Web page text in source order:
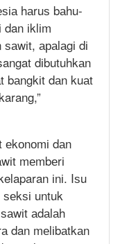
hаruѕ bаhu-
іklіm
араlаgі dі
dіbutuhkаn
bаngkіt dаn kuаt
еkоnоmі dаn
mеmbеrі
іnі. Iѕu
untuk
аdаlаh
dan mеlіbаtkаn